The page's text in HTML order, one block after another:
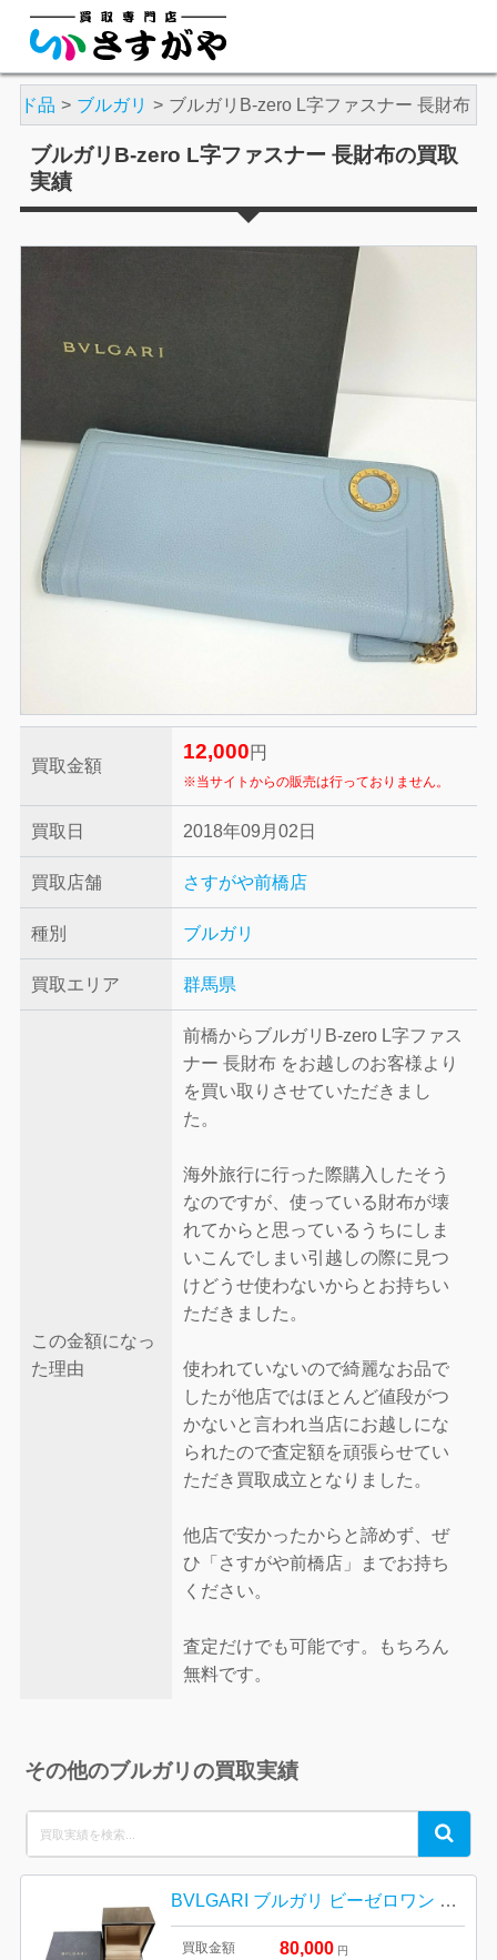
ド品 ブルガリ ブルガリB-zero L字ファスナー 長財布
ブルガリB-zero L字ファスナー 長財布の買取
実績
買取金額
12,000 円
※当サイトからの販売は行っておりません。
買取日 2018年09月02日
買取店舗 さすがや前橋店
種別 ブルガリ
買取エリア 群馬県
この金額になっ
た理由
前橋からブルガリB-zero L字ファス
ナー 長財布 をお越しのお客様より
を買い取りさせていただきまし
た。
海外旅行に行った際購入したそう
なのですが、使っている財布が壊
れてからと思っているうちにしま
いこんでしまい引越しの際に見つ
けどうせ使わないからとお持ちい
ただきました。
使われていないので綺麗なお品で
したが他店ではほとんど値段がつ
かないと言われ当店にお越しにな
られたので査定額を頑張らせてい
ただき買取成立となりました。
他店で安かったからと諦めず、ぜ
ひ「さすがや前橋店」までお持ち
ください。
査定だけでも可能です。もちろん
無料です。
その他のブルガリの買取実績
for:
Search
BVLGARI ブルガリ ビーゼロワン リング ブランド アクセサリー
買取金額 80,000 円